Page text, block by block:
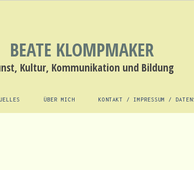
BEATE KLOMPMAKER
Kultur, Kommunikation und Bildung
ÜBER MICH KONTAKT / IMPRESSUM /